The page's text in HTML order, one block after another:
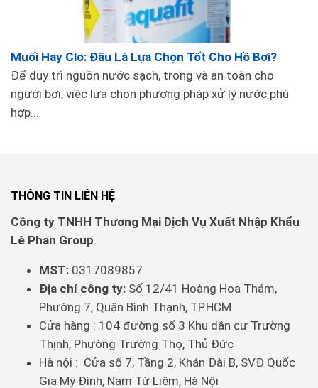
Sản phẩm: Bộ dụng cụ test độ pH Emaux cho hồ
bơi
Mô tả
Emaux là một nhãn hàng đã không còn quá xa lạ
trong ngành hồ bơi, và bộ test PH Emaux là một
trong nhưng dụng cụ mà nhãn hàng đã sản xuất
để đáp ứng nhu cầu của khách hàng, với nồng đô
đạt chuẩn sẽ đo PH trong hồ một cách chuân xác
Muối Hay Clo: Đâu Là Lựa Chọn Tốt Cho Hồ Bơi?
Để duy trì nguồn nước sạch, trong và an toàn cho
người bơi, việc lựa chọn phương pháp xử lý nước phù
hợp...
THÔNG TIN LIÊN HỆ
Công ty TNHH Thương Mại Dịch Vụ Xuất Nhập Khẩu
Lê Phan Group
MST: 0317089857
Địa chỉ công ty: Số 12/41 Hoàng Hoa Thám,
Phường 7, Quận Bình Thạnh, TP.HCM
Cửa hàng : 104 đường số 3 Khu dân cư Trường
Thịnh, Phường Trường Thọ, Thủ Đức
Hà nội : Cửa số 7, Tầng 2, Khán Đài B, SVĐ Quốc
Gia Mỹ Đình, Nam Từ Liêm, Hà Nội